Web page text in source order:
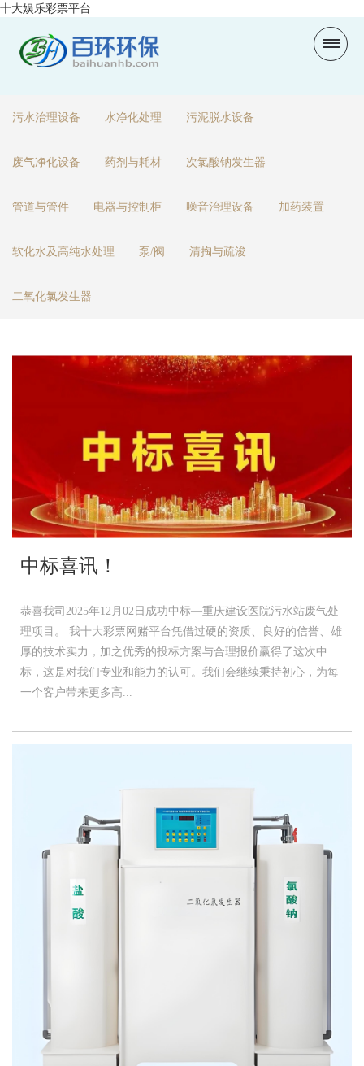
十大娱乐彩票平台
污水治理设备 水净化处理 污泥脱水设备
废气净化设备 药剂与耗材 次氯酸钠发生器
管道与管件 电器与控制柜 噪音治理设备 加药装置
软化水及高纯水处理 泵/阀 清掏与疏浚
二氧化氯发生器
中标喜讯！
恭喜我司2025年12月02日成功中标—重庆建设医院污水站废气处
理项目。 我十大彩票网赌平台凭借过硬的资质、良好的信誉、雄
厚的技术实力，加之优秀的投标方案与合理报价赢得了这次中
标，这是对我们专业和能力的认可。我们会继续秉持初心，为每
一个客户带来更多高...